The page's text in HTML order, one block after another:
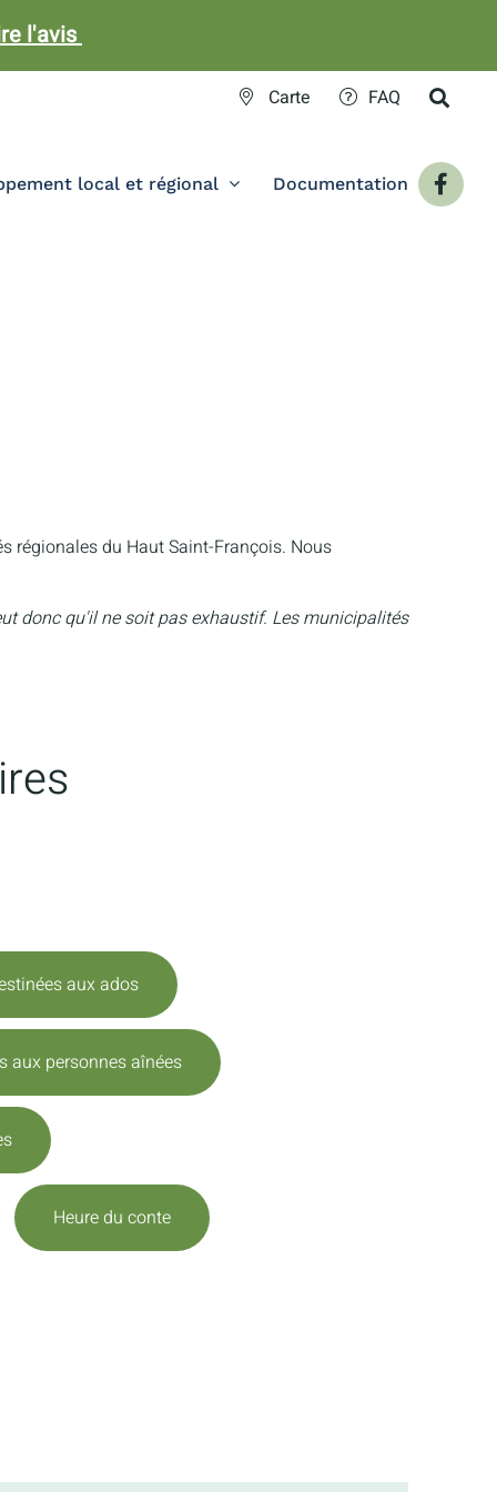
l'avis
Carte FAQ
local et régional Documentation
régionales du Haut Saint-François. Nous
donc qu'il ne soit pas exhaustif. Les municipalités
aux ados
aux personnes aînées
Heure du conte